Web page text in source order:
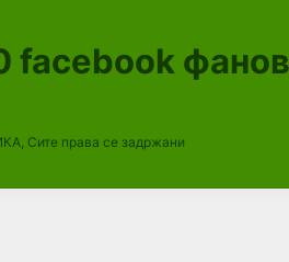
facebook
Сите права се задржани